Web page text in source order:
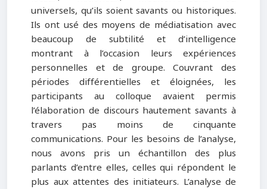
universels, qu’ils soient savants ou historiques.
Ils ont usé des moyens de médiatisation avec
beaucoup de subtilité et d’intelligence
montrant à l’occasion leurs expériences
personnelles et de groupe. Couvrant des
périodes différentielles et éloignées, les
participants au colloque avaient permis
l’élaboration de discours hautement savants à
travers pas moins de cinquante
communications. Pour les besoins de l’analyse,
nous avons pris un échantillon des plus
parlants d’entre elles, celles qui répondent le
plus aux attentes des initiateurs. L’analyse de